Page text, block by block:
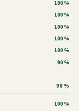
100 %
100 %
100 %
100 %
100 %
90 %
98 %
100 %